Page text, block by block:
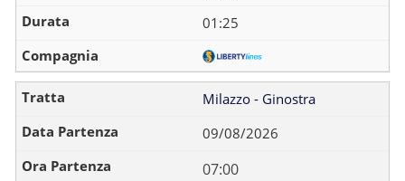
01:25
Milazzo - Ginostra
09/08/2026
07:00